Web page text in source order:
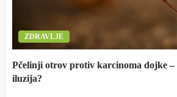
ZDRAVLJE
Pčelinji otrov protiv karcinoma dojke
iluzija?